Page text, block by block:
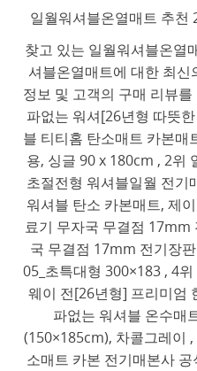
일월워셔블온열매트 추천
찾고 있는 일월워셔블온열
셔블온열매트에 대한 최신
정보 및 고객의 구매 리뷰
파없는 워셔[26년형 따뜻
블 티티홈 탄소매트 카본매
용, 싱글 90 x 180cm , 2위
초절전형 워셔블일월 전기
워셔블 탄소 카본매트, 제
료기 무자국 무결점 17mm
국 무결점 17mm 전기장
05_초특대형 300×183 , 4
웨이 전[26년형] 프리미엄
파없는 워셔블 온수매
(150×185cm), 차콜그레이
소매트 카본 전기매본사